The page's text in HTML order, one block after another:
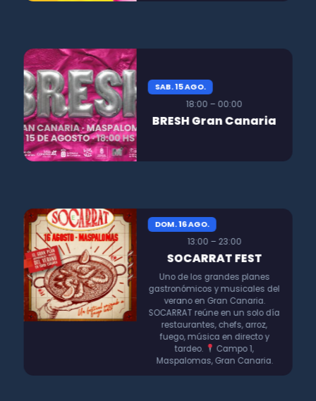
SAB. 15 AGO.
18:00 – 00:00
BRESH Gran Canaria
DOM. 16 AGO.
13:00 – 23:00
SOCARRAT FEST
Uno de los grandes planes
gastronómicos y musicales del
verano en Gran Canaria.
SOCARRAT reúne en un solo día
restaurantes, chefs, arroz,
fuego, música en directo y
tardeo.
Campo 1,
Maspalomas, Gran Canaria.